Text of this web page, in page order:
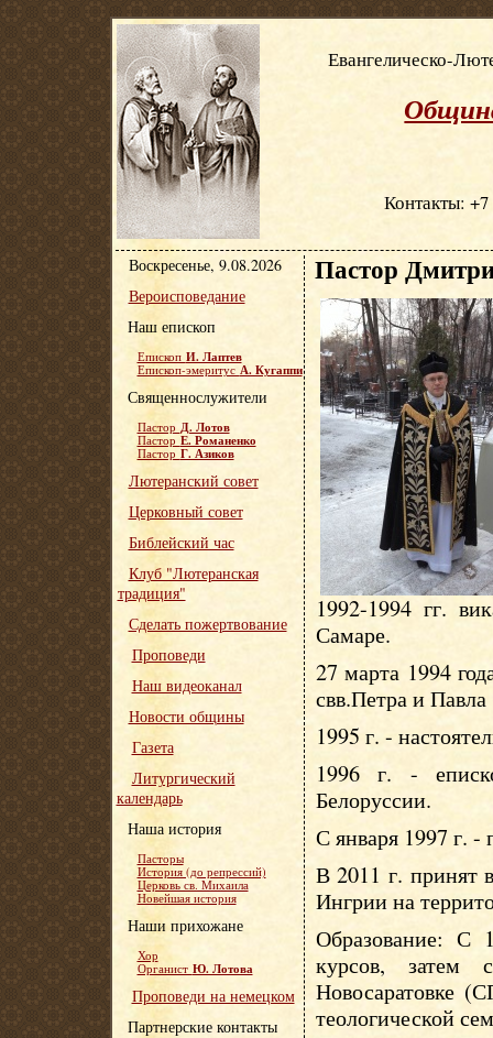
Евангелическо-
Контакты: +7
Пастор
1992-1994 гг.
Самаре.
27 марта 1994
свв.Петра и
1995 г. -
1996 г. -
Белоруссии.
С января 1997 г.
В 2011 г. принят
Ингрии на
Образование: С
курсов, затем
Новосаратовке
теологической
Воскресенье, 9.08.2026
Вероисповедание
Наш епископ
Епископ И. Лаптев
Епископ-эмеритус А. Кугаппи
Священнослужители
Пастор Д. Лотов
Пастор Е. Романенко
Пастор Г. Азиков
Лютеранский совет
Церковный совет
Библейский час
Клуб "Лютеранская
традиция"
Сделать пожертвование
Проповеди
Наш видеоканал
Новости общины
Газета
Литургический
календарь
Наша история
Пасторы
История (до репрессий)
Церковь св. Михаила
Новейшая история
Наши прихожане
Хор
Органист Ю. Лотова
Проповеди на немецком
Партнерские контакты